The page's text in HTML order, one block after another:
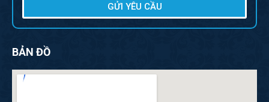
GỬI YÊU CẦU
BẢN ĐỒ